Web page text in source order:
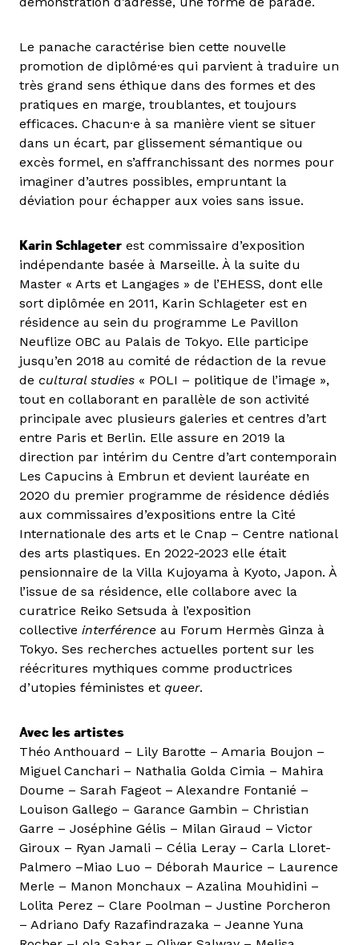
Le panache caractérise bien cette nouvelle
promotion de diplômé·es qui parvient à traduire un
très grand sens éthique dans des formes et des
pratiques en marge, troublantes, et toujours
efficaces. Chacun·e à sa manière vient se situer
dans un écart, par glissement sémantique ou
excès formel, en s’affranchissant des normes pour
imaginer d’autres possibles, empruntant la
déviation pour échapper aux voies sans issue.
Karin Schlageter est commissaire d’exposition
indépendante basée à Marseille. À la suite du
Master « Arts et Langages » de l’EHESS, dont elle
sort diplômée en 2011, Karin Schlageter est en
résidence au sein du programme Le Pavillon
Neuflize OBC au Palais de Tokyo. Elle participe
jusqu’en 2018 au comité de rédaction de la revue
de cultural studies « POLI – politique de l’image »,
tout en collaborant en parallèle de son activité
principale avec plusieurs galeries et centres d’art
entre Paris et Berlin. Elle assure en 2019 la
direction par intérim du Centre d’art contemporain
Les Capucins à Embrun et devient lauréate en
2020 du premier programme de résidence dédiés
aux commissaires d’expositions entre la Cité
Internationale des arts et le Cnap – Centre national
des arts plastiques. En 2022-2023 elle était
pensionnaire de la Villa Kujoyama à Kyoto, Japon. À
l’issue de sa résidence, elle collabore avec la
curatrice Reiko Setsuda à l’exposition
collective interférence au Forum Hermès Ginza à
Tokyo. Ses recherches actuelles portent sur les
réécritures mythiques comme productrices
d’utopies féministes et queer.
Avec les artistes
Théo Anthouard – Lily Barotte – Amaria Boujon –
Miguel Canchari – Nathalia Golda Cimia – Mahira
Doume – Sarah Fageot – Alexandre Fontanié –
Louison Gallego – Garance Gambin – Christian
Garre – Joséphine Gélis – Milan Giraud – Victor
Giroux – Ryan Jamali – Célia Leray – Carla Lloret-
Palmero –Miao Luo – Déborah Maurice – Laurence
Merle – Manon Monchaux – Azalina Mouhidini –
Lolita Perez – Clare Poolman – Justine Porcheron
– Adriano Dafy Razafindrazaka – Jeanne Yuna